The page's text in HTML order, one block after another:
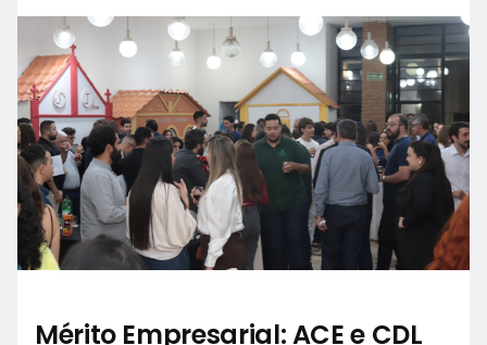
Mérito Empresarial: ACE e CDL